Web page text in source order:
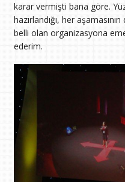
karar vermişti bana göre.
hazırlandığı, her
belli olan organizasyona
ederim.